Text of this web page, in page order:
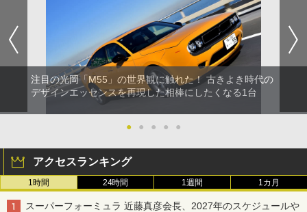
注目の光岡「M55」の世界観に触れた！ 古きよき時代の
デザインエッセンスを再現した相棒にしたくなる1台
● ● ● ● ●
アクセスランキング
1時間 24時間 1週間 1カ月
スーパーフォーミュラ 近藤真彦会長、2027年のスケジュールや